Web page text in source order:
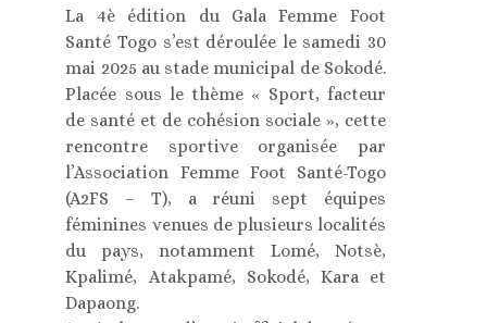
La 4è édition du Gala Femme Foot
Santé Togo s’est déroulée le samedi 30
mai 2025 au stade municipal de Sokodé.
Placée sous le thème « Sport, facteur
de santé et de cohésion sociale », cette
rencontre sportive organisée par
l’Association Femme Foot Santé-Togo
(A2FS – T), a réuni sept équipes
féminines venues de plusieurs localités
du pays, notamment Lomé, Notsè,
Kpalimé, Atakpamé, Sokodé, Kara et
Dapaong.